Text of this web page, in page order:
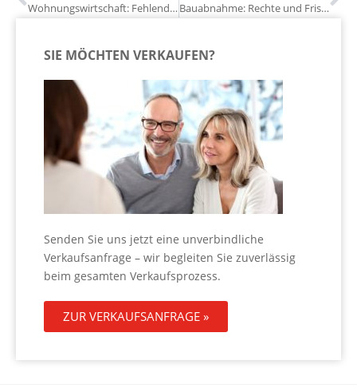
Wohnungswirtschaft: Fehlende Strategien für alternde Bevölkerung Bauabnahme: Rechte und Fristen
SIE MÖCHTEN VERKAUFEN?
Senden Sie uns jetzt eine unverbindliche
Verkaufsanfrage – wir begleiten Sie zuverlässig
beim gesamten Verkaufsprozess.
ZUR VERKAUFSANFRAGE »